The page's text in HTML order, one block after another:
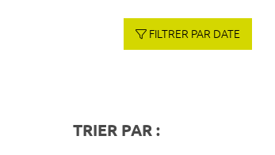
FILTRER PAR DATE
TRIER PAR :